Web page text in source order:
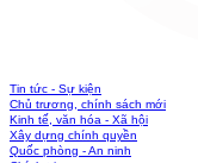
Tin tức - Sự kiện
Chủ trương, chính sách mới
Kinh tế, văn hóa - Xã hội
Xây dựng chính quyền
Quốc phòng - An ninh